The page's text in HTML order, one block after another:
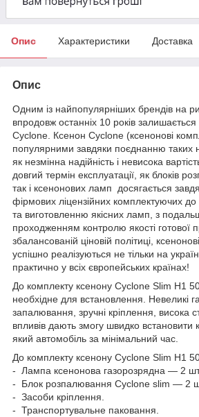
Опис Характеристики Доставка
Опис
Одним із найпопулярніших брендів на
впродовж останніх 10 років залишається
Cyclone. Ксенон Cyclone (ксенонові
популярними завдяки поєднанню таких
як незмінна надійність і невисока
довгий термін експлуатації, як блоків
так і ксенонових ламп досягається
фірмових ліцензійних комплектуючих
та виготовленню якісних ламп, з
проходженням контролю якості готової
збалансованій ціновій політиці,
успішно реалізуються не тільки на
практично у всіх європейських країнах!
До комплекту ксенону Cyclone Slim H1
необхідне для встановлення. Невеликі
запалювання, зручні кріплення, висока
впливів дають змогу швидко встановити
який автомобіль за мінімальний час.
До комплекту ксенону Cyclone Slim H1
- Лампа ксенонова газорозрядна — 2
- Блок розпалювання Cyclone slim — 2
- Засоби кріплення.
- Транспортувальне паковання.